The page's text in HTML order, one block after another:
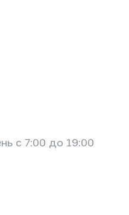
с 7:00 до 19:00